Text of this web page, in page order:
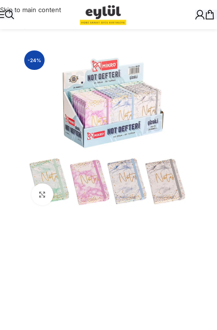
Skip to main content
Okul Gereçleri/Defter ve Kitap Kapları
-24%
Büyütmek için tıklayın